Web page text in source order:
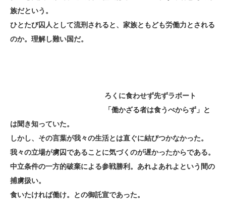
族だという。
ひとたび囚人として流刑されると、家族ともども労働力とされる
のか。理解し難い国だ。
ろくに食わせず先ずラボート
「働かざる者は食うべからず」と
は聞き知っていた。
しかし、その言葉が我々の生活とは直ぐに結びつかなかった。
我々の立場が虜囚であることに気づくのが遅かったからである。
中立条件の一方的破棄による参戦勝利。あれよあれよという間の
捕虜扱い。
食いたければ働け。との御託宣であった。